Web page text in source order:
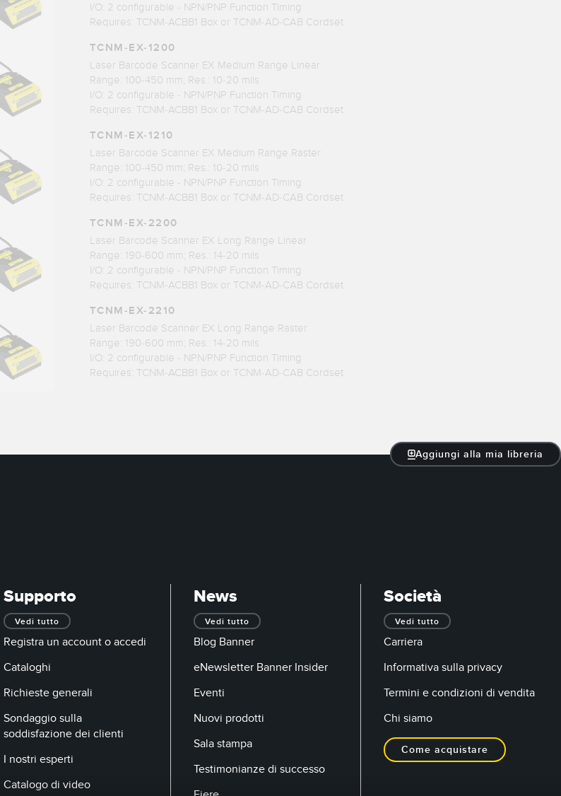
I/O: 2 configurable - NPN/PNP Function Timing
Requires: TCNM-ACBB1 Box or TCNM-AD-CAB Cordset
TCNM-EX-1200
Laser Barcode Scanner EX Medium Range Linear
Range: 100-450 mm; Res.: 10-20 mils
I/O: 2 configurable - NPN/PNP Function Timing
Requires: TCNM-ACBB1 Box or TCNM-AD-CAB Cordset
TCNM-EX-1210
Laser Barcode Scanner EX Medium Range Raster
Range: 100-450 mm; Res.: 10-20 mils
I/O: 2 configurable - NPN/PNP Function Timing
Requires: TCNM-ACBB1 Box or TCNM-AD-CAB Cordset
TCNM-EX-2200
Laser Barcode Scanner EX Long Range Linear
Range: 190-600 mm; Res.: 14-20 mils
I/O: 2 configurable - NPN/PNP Function Timing
Requires: TCNM-ACBB1 Box or TCNM-AD-CAB Cordset
TCNM-EX-2210
Laser Barcode Scanner EX Long Range Raster
Range: 190-600 mm; Res.: 14-20 mils
I/O: 2 configurable - NPN/PNP Function Timing
Requires: TCNM-ACBB1 Box or TCNM-AD-CAB Cordset
Aggiungi alla mia libreria
Supporto
Vedi tutto
Registra un account o accedi
Cataloghi
Richieste generali
Sondaggio sulla
soddisfazione dei clienti
I nostri esperti
Catalogo di video
News
Vedi tutto
Blog Banner
eNewsletter Banner Insider
Eventi
Nuovi prodotti
Sala stampa
Testimonianze di successo
Società
Vedi tutto
Carriera
Informativa sulla privacy
Termini e condizioni di vendita
Chi siamo
Come acquistare